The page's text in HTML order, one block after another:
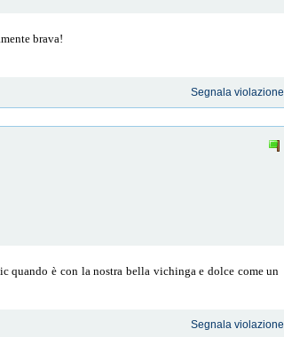
brava!
Segnala violazione
quando è con la nostra bella vichinga e dolce come un
Segnala violazione